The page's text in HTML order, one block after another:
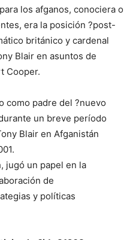
los afganos, conociera o
era la posición ?post-
británico y cardenal
Blair en asuntos de
Cooper.
como padre del ?nuevo
un breve período
Blair en Afganistán
jugó un papel en la
de
y políticas